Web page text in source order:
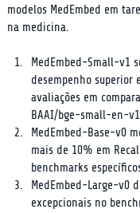
modelos MedEmbed em
na medicina.
MedEmbed-Small-v1
desempenho superior
avaliações em
BAAI/bge-small-en-
MedEmbed-Base-v0
mais de 10% em
benchmarks
MedEmbed-Large-v0
excepcionais no